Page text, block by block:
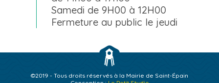
Samedi de 9H00 à 12H00
Fermeture au public le jeudi
©2019 - Tous droits réservés à la Mairie de Saint-Épain